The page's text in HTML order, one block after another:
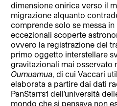
dimensione onirica verso il
migrazione alquanto
comprende solo se messa
eccezionali scoperte
ovvero la registrazione del
primo oggetto interstellare
gravitazionali mai osservato
Oumuamua, di cui Vaccari
elaborata a partire dai dati
PanStarrs1 dell’università
mondo che si pensava non